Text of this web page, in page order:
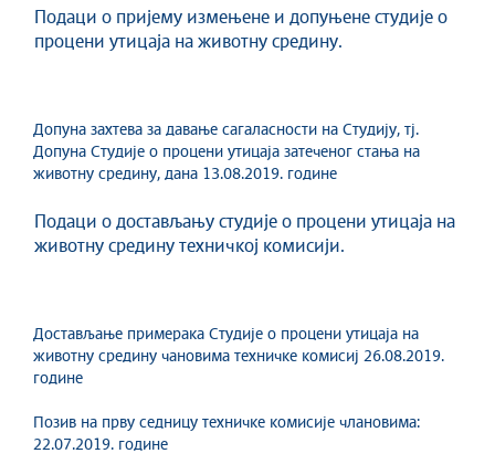
Подаци о пријему измењене и допуњене студије о
процени утицаја на животну средину.
Допуна захтева за давање сагаласности на Студију, тј.
Допуна Студије о процени утицаја затеченог стања на
животну средину, дана 13.08.2019. године
Подаци о достављању студије о процени утицаја на
животну средину техничкој комисији.
Достављање примерака Студије о процени утицаја на
животну средину чановима техничке комисиј 26.08.2019.
године
Позив на прву седницу техничке комисије члановима:
22.07.2019. године